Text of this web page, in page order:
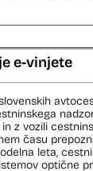
podatkov, pri
za katere je
storilcev
usmerjeno
informacije o
potnikov,
vozovnic
ujemanja pri
še z
e-vinjete
z vozili
času
leta,
optične